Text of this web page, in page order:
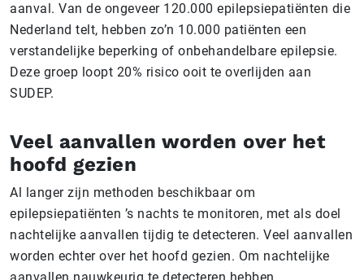
aanval. Van de ongeveer 120.000 epilepsiepatiënten die
Nederland telt, hebben zo’n 10.000 patiënten een
verstandelijke beperking of onbehandelbare epilepsie.
Deze groep loopt 20% risico ooit te overlijden aan
SUDEP.
Veel aanvallen worden over het
hoofd gezien
Al langer zijn methoden beschikbaar om
epilepsiepatiënten ’s nachts te monitoren, met als doel
nachtelijke aanvallen tijdig te detecteren. Veel aanvallen
worden echter over het hoofd gezien. Om nachtelijke